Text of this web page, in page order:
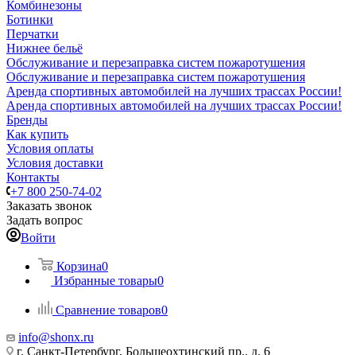
Комбинезоны
Ботинки
Перчатки
Нижнее бельё
Обслуживание и перезаправка систем пожаротушения
Обслуживание и перезаправка систем пожаротушения
Аренда спортивных автомобилей на лучших трассах России!
Аренда спортивных автомобилей на лучших трассах России!
Бренды
Как купить
Условия оплаты
Условия доставки
Контакты
+7 800 250-74-02
Заказать звонок
Задать вопрос
Войти
Корзина0
Избранные товары0
Сравнение товаров0
info@shonx.ru
г. Санкт-Петербург, Большеохтинский пр., д. 6